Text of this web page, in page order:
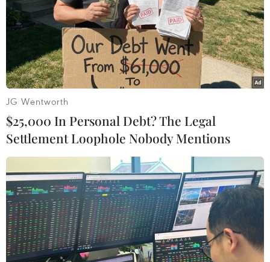
Cầu thủ Tuyết Dung (7, Việt Nam) tranh bóng với Trinity
Rodman (20, Mỹ). (Ảnh: TTXVN phát)
Hậu vệ Hoàng Thị Loan tranh chấp bóng bổng với cầu thủ Mỹ.
JG Wentworth
$25,000 In Personal Debt? The Legal
Settlement Loophole Nobody Mentions